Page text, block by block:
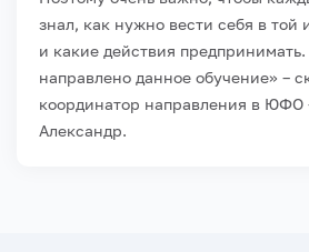
знал, как нужно вести себя в той
и какие действия
направлено данное обучение» –
координатор направления в ЮФО
Александр.